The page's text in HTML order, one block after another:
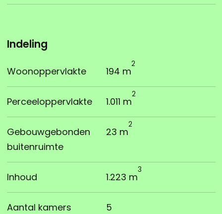
Indeling
Woonoppervlakte 194 m
2
Perceeloppervlakte 1.011 m
2
Gebouwgebonden
buitenruimte
23 m
2
Inhoud 1.223 m
3
Aantal kamers 5